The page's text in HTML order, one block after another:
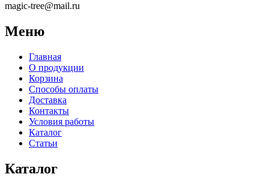
magic-tree@mail.ru
Меню
Главная
О продукции
Корзина
Способы оплаты
Доставка
Контакты
Условия работы
Каталог
Статьи
Каталог